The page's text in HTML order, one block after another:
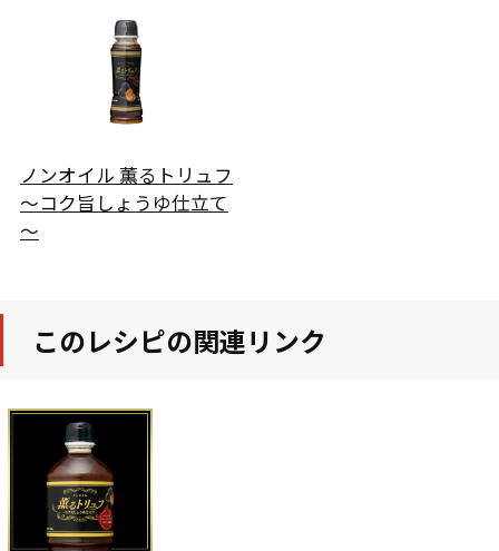
ノンオイル 薫るトリュフ
～コク旨しょうゆ仕立て
～
このレシピの関連リンク